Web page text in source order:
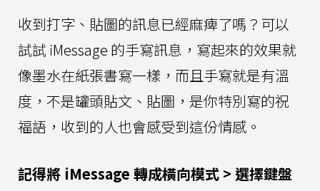
收到打字、貼圖的訊息已經麻痺了嗎？可以
試試 iMessage 的手寫訊息，寫起來的效果就
像墨水在紙張書寫一樣，而且手寫就是有溫
度，不是罐頭貼文、貼圖，是你特別寫的祝
福語，收到的人也會感受到這份情感。
記得將 iMessage 轉成橫向模式 > 選擇鍵盤